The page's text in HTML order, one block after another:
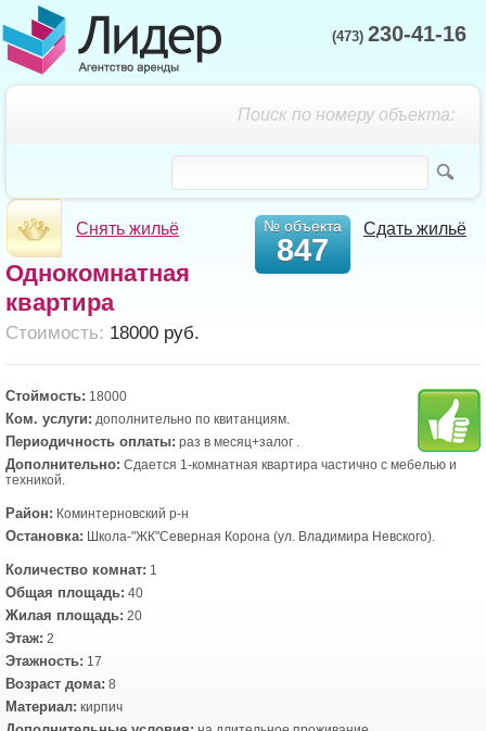
(473) 230-41-16
Поиск по номеру объекта:
Снять жильё Сдать жильё
№ объекта
847
Однокомнатная
квартира
Cтоимость: 18000 руб.
Стоймость: 18000
Ком. услуги: дополнительно по квитанциям.
Периодичность оплаты: раз в месяц+залог .
Дополнительно: Сдается 1-комнатная квартира частично с мебелью и
техникой.
Район: Коминтерновский р-н
Остановка: Школа-"ЖК"Северная Корона (ул. Владимира Невского).
Количество комнат: 1
Общая площадь: 40
Жилая площадь: 20
Этаж: 2
Этажность: 17
Возраст дома: 8
Материал: кирпич